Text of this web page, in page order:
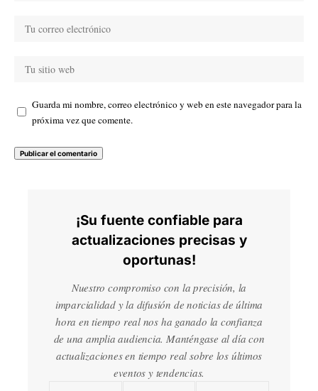
Guarda mi nombre, correo electrónico y web en este navegador para la
próxima vez que comente.
¡Su fuente confiable para
actualizaciones precisas y
oportunas!
Nuestro compromiso con la precisión, la
imparcialidad y la difusión de noticias de última
hora en tiempo real nos ha ganado la confianza
de una amplia audiencia. Manténgase al día con
actualizaciones en tiempo real sobre los últimos
eventos y tendencias.